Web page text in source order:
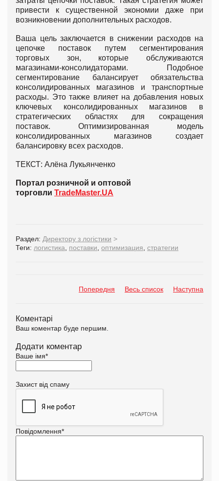
привести к существенной экономии даже при
возникновении дополнительных расходов.
Ваша цель заключается в снижении расходов на
цепочке поставок путем сегментирования
торговых зон, которые обслуживаются
магазинами-консолидаторами. Подобное
сегментирование балансирует обязательства
консолидированных магазинов и транспортные
расходы. Это также влияет на добавления новых
ключевых консолидированных магазинов в
стратегических областях для сокращения
поставок. Оптимизированная модель
консолидированных магазинов создает
балансировку всех расходов.
ТЕКСТ: Алёна Лукьянченко
Портал розничной и оптовой
торговли TradeMaster.UA
Раздел: Директору з логістики >
Теги: логистика поставки оптимизация стратегии
Попередня Весь список Наступна
Коментарі
Ваш коментар буде першим.
Додати коментар
Ваше імя*
Захист від спаму
Повідомлення*